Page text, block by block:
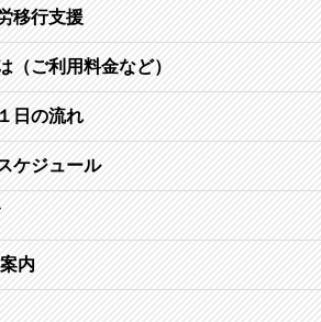
移行支援
（ご利用料金など）
日の流れ
ケジュール
内